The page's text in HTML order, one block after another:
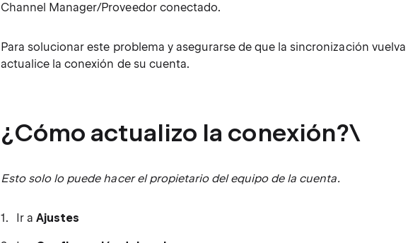
Channel Manager/Proveedor conectado.
Para solucionar este problema y asegurarse de que la sincronización
actualice la conexión de su cuenta.
¿Cómo actualizo la conexión?\
Esto solo lo puede hacer el propietario del equipo de la cuenta.
Ir aAjustes